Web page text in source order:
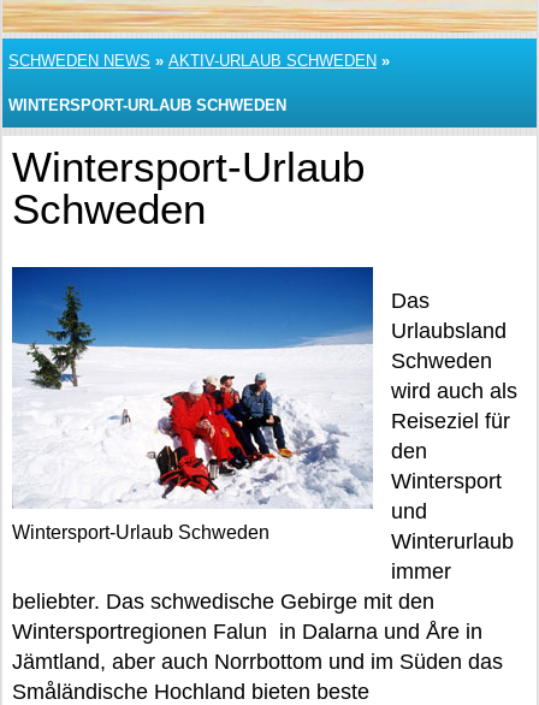
SCHWEDEN NEWS » AKTIV-URLAUB SCHWEDEN »
WINTERSPORT-URLAUB SCHWEDEN
Wintersport-Urlaub
Schweden
Wintersport-Urlaub Schweden
Das
Urlaubsland
Schweden
wird auch als
Reiseziel für
den
Wintersport
und
Winterurlaub
immer
beliebter. Das schwedische Gebirge mit den
Wintersportregionen Falun in Dalarna und Åre in
Jämtland, aber auch Norrbottom und im Süden das
Småländische Hochland bieten beste